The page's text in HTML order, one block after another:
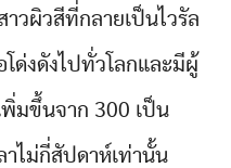
วผิวสีที่กลายเป็นไวรัล
ด่งดังไปทั่วโลกและมีผู้
มขึ้นจาก 300 เป็น
าไม่กี่สัปดาห์เท่านั้น